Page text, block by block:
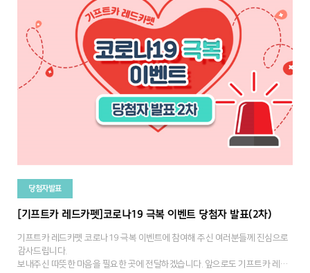
당첨자발표
[기프트카 레드카펫]코로나19 극복 이벤트 당첨자 발표(2차)
기프트카 레드카펫 코로나19 극복 이벤트에 참여해 주신 여러분들께 진심으로
감사드립니다.
보내주신 따뜻한 마음을 필요한 곳에 전달하겠습니다. 앞으로도 기프트카 레드